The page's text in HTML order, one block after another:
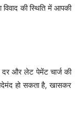
की स्थिति में आपकी
दर और लेट पेमेंट चार्ज की
हो सकता है, खासकर